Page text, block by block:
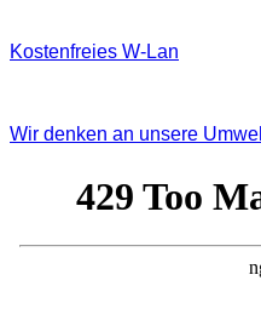
Kostenfreies W‐Lan
Wir denken an unsere